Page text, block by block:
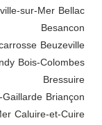
Bellac
sur-Mer
Besancon
Beuzeville
Bois-Colombes
Bressuire
Briançon
Gaillarde
Caluire-et-Cuire